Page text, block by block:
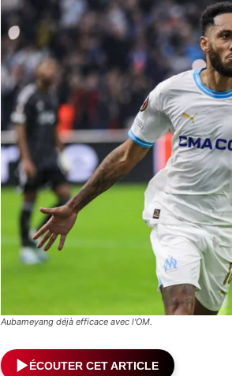
Aubameyang déjà efficace avec l'OM.
ÉCOUTER CET ARTICLE